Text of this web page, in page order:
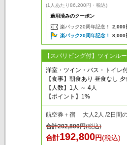
(1人あたり86,200円・税込)
適用済みのクーポン
楽パック20周年記念！
2,000
楽パック20周年記念！
8,000
【スパリビング付】ツインル
洋室・ツイン・バス・トイレ
【食事】朝食あり 昼食なし 夕
【人数】1人 ～ 4人
【ポイント】1%
航空券＋宿 大人2人 /2日間
合計202,800円(税込)
合計192,800円(税込)